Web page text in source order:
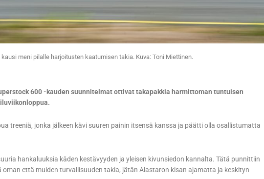
meni pilalle harjoitusten kaatumisen takia. Kuva: Toni Miettinen.
600 -kauden suunnitelmat ottivat takapakkia harmittoman tuntuisen
treeniä, jonka jälkeen kävi suuren painin itsensä kanssa ja päätti olla osallistumatta
hankaluuksia käden kestävyyden ja yleisen kivunsiedon kannalta. Tätä punnittiin
oman että muiden turvallisuuden takia, jätän Alastaron kisan ajamatta ja keskityn